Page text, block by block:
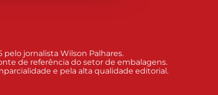
jornalista Wilson Palhares.
de referência do setor de embalagens.
e pela alta qualidade editorial.